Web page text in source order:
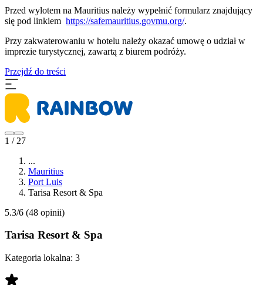
Przed wylotem na Mauritius należy wypełnić formularz znajdujący
się pod linkiem ​ https://safemauritius.govmu.org/. ​
Przy zakwaterowaniu w hotelu należy okazać umowę o udział w
imprezie turystycznej, zawartą z biurem podróży.
Przejdź do treści
1 / 27
...
Mauritius
Port Luis
Tarisa Resort & Spa
5.3/6 (48 opinii)
Tarisa Resort & Spa
Kategoria lokalna: 3